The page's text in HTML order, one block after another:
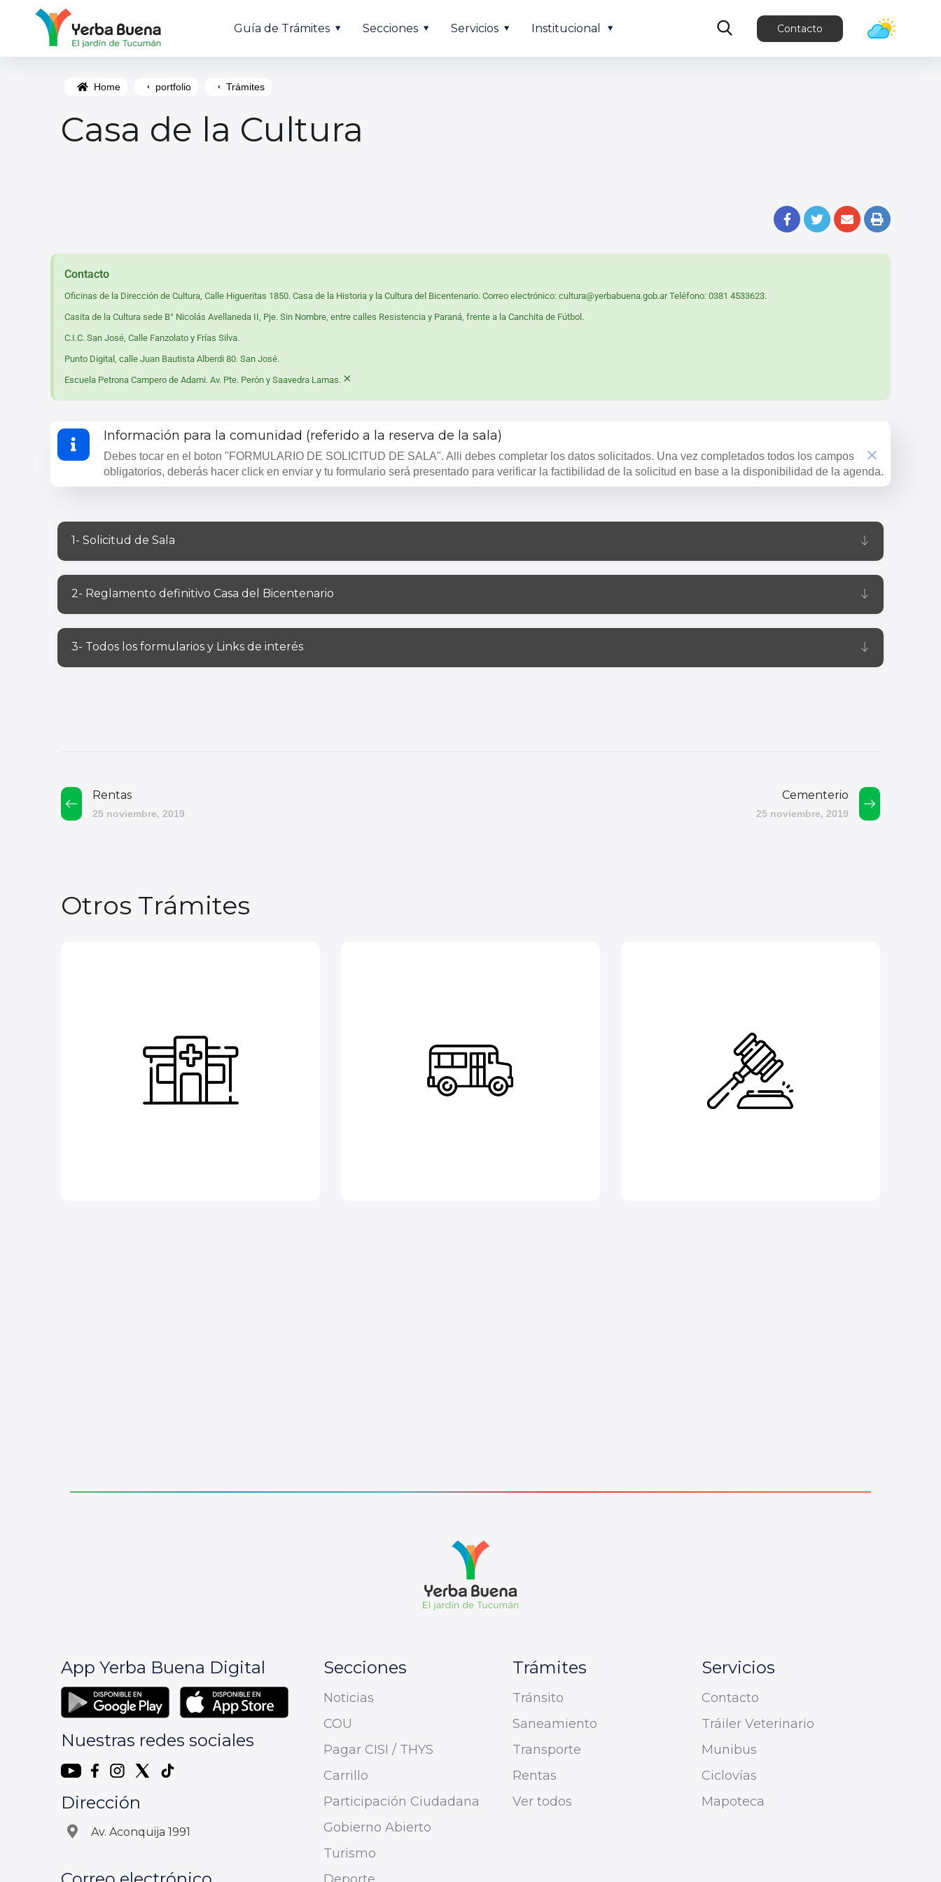
Guía de Trámites Secciones Servicios Institucional Contacto
Home portfolio Trámites
Casa de la Cultura
Contacto
Oficinas de la Dirección de Cultura, Calle Higueritas 1850. Casa de la Historia y la Cultura del Bicentenario. Correo electrónico: cultura@yerbabuena.gob.ar Teléfono: 0381 4533623.
Casita de la Cultura sede B° Nicolás Avellaneda II, Pje. Sin Nombre, entre calles Resistencia y Paraná, frente a la Canchita de Fútbol.
C.I.C. San José, Calle Fanzolato y Frías Silva.
Punto Digital, calle Juan Bautista Alberdi 80. San José.
Escuela Petrona Campero de Adami. Av. Pte. Perón y Saavedra Lamas. ×
Información para la comunidad (referido a la reserva de la sala)
Debes tocar en el boton "FORMULARIO DE SOLICITUD DE SALA". Alli debes completar los datos solicitados. Una vez completados todos los campos
obligatorios, deberás hacer click en enviar y tu formulario será presentado para verificar la factibilidad de la solicitud en base a la disponibilidad de la agenda.
1- Solicitud de Sala
2- Reglamento definitivo Casa del Bicentenario
3- Todos los formularios y Links de interés
Rentas
25 noviembre, 2019
Cementerio
25 noviembre, 2019
Otros Trámites
App Yerba Buena Digital
Nuestras redes sociales
Dirección
Av. Aconquija 1991
Secciones
Noticias
COU
Pagar CISI / THYS
Carrillo
Participación Ciudadana
Gobierno Abierto
Turismo
Trámites
Tránsito
Saneamiento
Transporte
Rentas
Ver todos
Servicios
Contacto
Tráiler Veterinario
Munibus
Ciclovías
Mapoteca